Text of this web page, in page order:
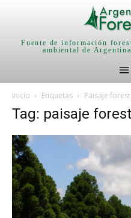
Fuente de información
ambiental de
Inicio Etiquetas Paisaje
Tag: paisaje